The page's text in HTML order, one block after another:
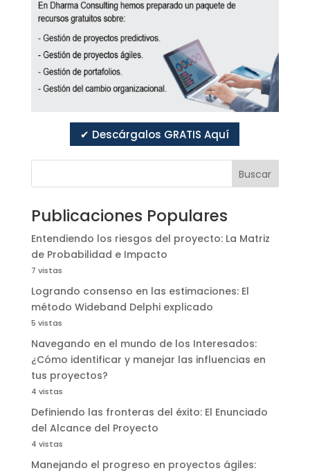
✔ Descárgalos GRATIS Aquí
Buscar
Publicaciones Populares
Entendiendo los riesgos del proyecto: La Matriz
de Probabilidad e Impacto
7 vistas
Logrando consenso en las estimaciones: El
método Wideband Delphi explicado
5 vistas
Navegando en el mundo de los Interesados:
¿Cómo identificar y manejar las influencias en
tus proyectos?
4 vistas
Definiendo las fronteras del éxito: El Enunciado
del Alcance del Proyecto
4 vistas
Manejando el progreso en proyectos ágiles: